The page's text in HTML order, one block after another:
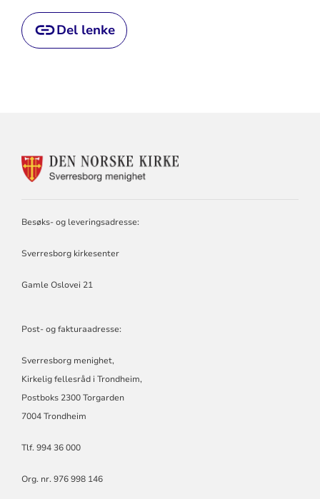
Del lenke
KONTAKTINFORMASJON
Besøks- og leveringsadresse:
Sverresborg kirkesenter
Gamle Oslovei 21
Post- og fakturaadresse:
Sverresborg menighet,
Kirkelig fellesråd i Trondheim,
Postboks 2300 Torgarden
7004 Trondheim
Tlf. 994 36 000
Org. nr. 976 998 146